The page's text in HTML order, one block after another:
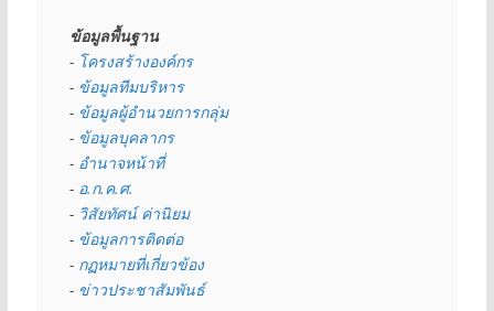
ข้อมูลพื้นฐาน
- โครงสร้างองค์กร
- ข้อมูลทีมบริหาร
- ข้อมูลผู้อำนวยการกลุ่ม
- ข้อมูลบุคลากร
- อำนาจหน้าที่
- อ.ก.ค.ศ.
- วิสัยทัศน์ ค่านิยม
- ข้อมูลการติดต่อ
- กฏหมายที่เกี่ยวข้อง
- ข่าวประชาสัมพันธ์